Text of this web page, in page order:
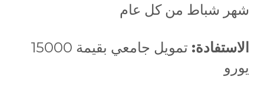
شهر شباط من كل عام
الاستفادة:
تمويل جامعي بقيمة 15000
يورو